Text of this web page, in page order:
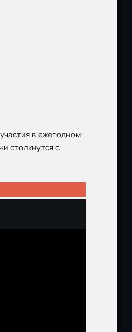
в ежегодном
столкнутся с